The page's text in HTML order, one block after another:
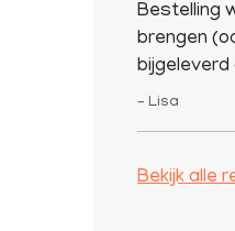
Bestelling
brengen
– Lisa
Bekijk alle